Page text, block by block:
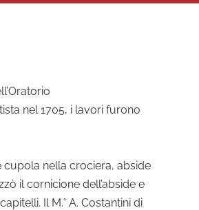
nel 1705, i lavori furono
cupola nella crociera, abside
il cornicione dell’abside e
Il M.° A. Costantini di